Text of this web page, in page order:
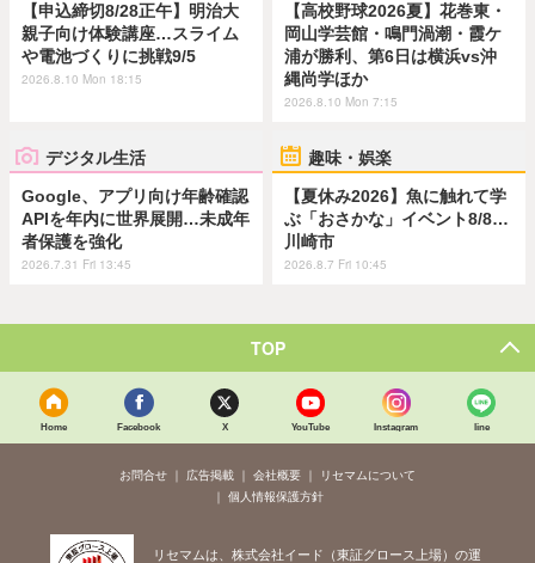
【申込締切8/28正午】明治大
親子向け体験講座…スライム
や電池づくりに挑戦9/5
2026.8.10 Mon 18:15
【高校野球2026夏】花巻東・
岡山学芸館・鳴門渦潮・霞ケ
浦が勝利、第6日は横浜vs沖
縄尚学ほか
2026.8.10 Mon 7:15
デジタル生活
Google、アプリ向け年齢確認
APIを年内に世界展開…未成年
者保護を強化
2026.7.31 Fri 13:45
趣味・娯楽
【夏休み2026】魚に触れて学
ぶ「おさかな」イベント8/8…
川崎市
2026.8.7 Fri 10:45
TOP
Home Facebook X YouTube Instagram line
お問合せ 広告掲載 会社概要
リセマムについて
個人情報保護方針
リセマムは、株式会社イード（東証グロース上場）の運